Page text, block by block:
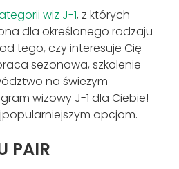
wiz J-1, z których
dla określonego rodzaju
tego, czy interesuje Cię
sezonowa, szkolenie
na świeżym
wizowy J-1 dla Ciebie!
opcjom.
PAIR